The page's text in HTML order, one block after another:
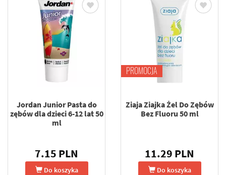
Jordan Junior Pasta do
zębów dla dzieci 6-12 lat 50
ml
7.15 PLN
Do koszyka
PROMOCJA
Ziaja Ziajka Żel Do Zębów
Bez Fluoru 50 ml
11.29 PLN
Do koszyka